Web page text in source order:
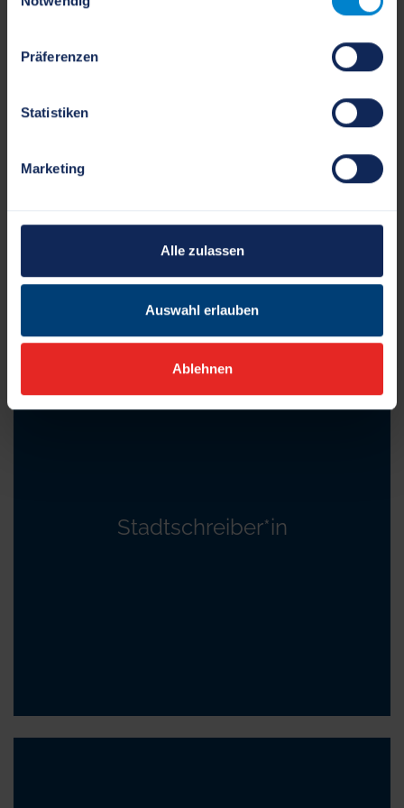
Präferenzen
Statistiken
Marketing
Alle zulassen
Auswahl erlauben
Ablehnen
Projekt "Schleswig-Erbe der
Stadtschreiber*in